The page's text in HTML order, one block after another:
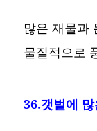
많은 재물과
물질적으로
36.갯벌에